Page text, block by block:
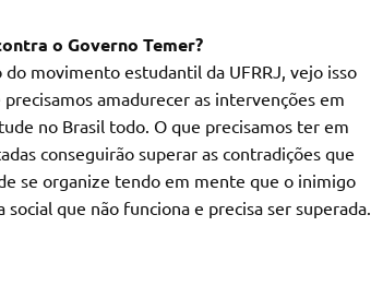
o Governo Temer?
movimento estudantil da UFRRJ, vejo isso
amadurecer as intervenções em
no Brasil todo. O que precisamos ter em
conseguirão superar as contradições que
se organize tendo em mente que o inimigo
que não funciona e precisa ser superada.